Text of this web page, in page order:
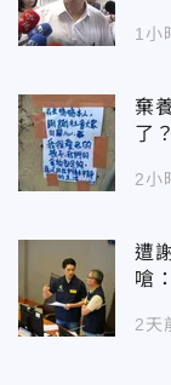
1小
棄
了
2小
遭
嗆
2天